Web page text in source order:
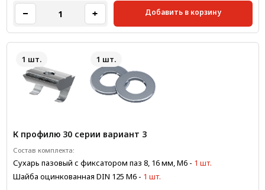
Добавить в корзину
1 шт. 1 шт.
К профилю 30 серии вариант 3
Состав комплекта:
Сухарь пазовый с фиксатором паз 8, 16 мм, М6- 1 шт.
Шайба оцинкованная DIN 125 М6- 1 шт.